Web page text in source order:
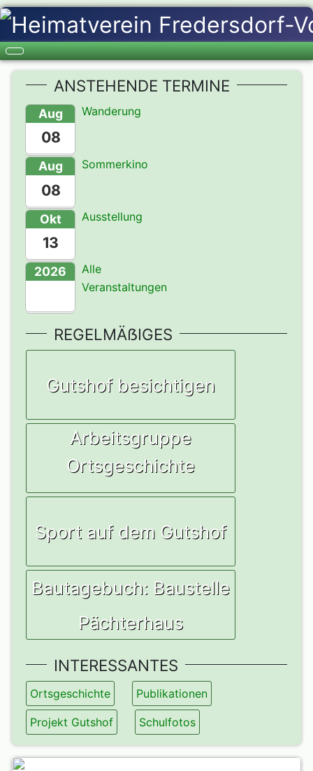
ANSTEHENDE TERMINE
Aug
08
Wanderung
Aug
08
Sommerkino
Okt
13
Ausstellung
2026
Alle
Veranstaltungen
REGELMÄẞIGES
Gutshof besichtigen
Arbeitsgruppe
Ortsgeschichte
Sport auf dem Gutshof
Bautagebuch: Baustelle
Pächterhaus
INTERESSANTES
Ortsgeschichte Publikationen
Projekt Gutshof Schulfotos